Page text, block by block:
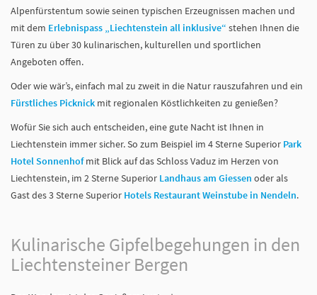
Alpenfürstentum sowie seinen typischen Erzeugnissen machen und
mit dem Erlebnispass „Liechtenstein all inklusive“ stehen Ihnen die
Türen zu über 30 kulinarischen, kulturellen und sportlichen
Angeboten offen.
Oder wie wär’s, einfach mal zu zweit in die Natur rauszufahren und ein
Fürstliches Picknick mit regionalen Köstlichkeiten zu genießen?
Wofür Sie sich auch entscheiden, eine gute Nacht ist Ihnen in
Liechtenstein immer sicher. So zum Beispiel im 4 Sterne Superior Park
Hotel Sonnenhofmit Blick auf das Schloss Vaduz im Herzen von
Liechtenstein, im 2 Sterne Superior Landhaus am Giessen oder als
Gast des 3 Sterne Superior Hotels Restaurant Weinstube in Nendeln.
Kulinarische Gipfelbegehungen in den
Liechtensteiner Bergen